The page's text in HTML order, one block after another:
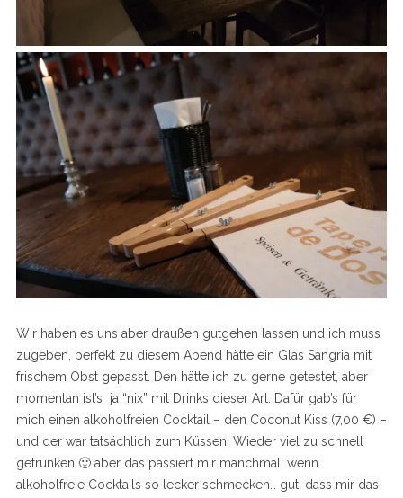
Wir haben es uns aber draußen gutgehen lassen und ich muss
zugeben, perfekt zu diesem Abend hätte ein Glas Sangria mit
frischem Obst gepasst. Den hätte ich zu gerne getestet, aber
momentan ist’s ja “nix” mit Drinks dieser Art. Dafür gab’s für
mich einen alkoholfreien Cocktail – den Coconut Kiss (7,00 €) –
und der war tatsächlich zum Küssen. Wieder viel zu schnell
getrunken 🙂 aber das passiert mir manchmal, wenn
alkoholfreie Cocktails so lecker schmecken… gut, dass mir das